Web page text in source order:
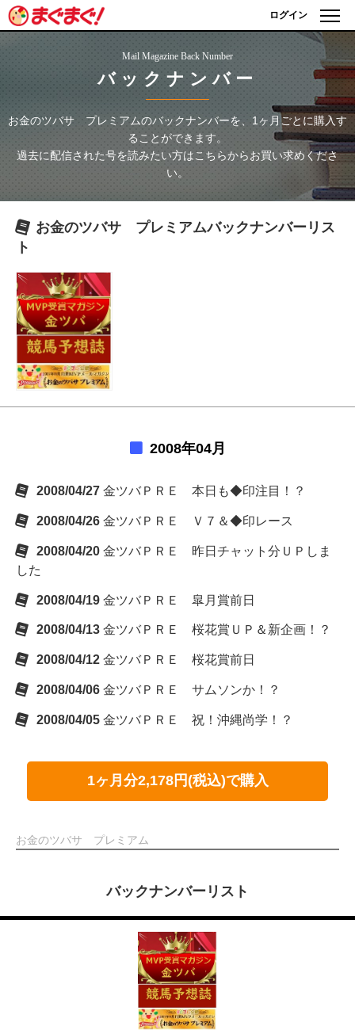
ログイン
Mail Magazine Back Number
バックナンバー
お金のツバサ プレミアムのバックナンバーを、1ヶ月ごとに購入す
ることができます。
過去に配信された号を読みたい方はこちらからお買い求めくださ
い。
お金のツバサ プレミアムバックナンバーリス
ト
2008年04月
2008/04/27 金ツバＰＲＥ 本日も◆印注目！？
2008/04/26 金ツバＰＲＥ Ｖ７＆◆印レース
2008/04/20 金ツバＰＲＥ 昨日チャット分ＵＰしま
した
2008/04/19 金ツバＰＲＥ 皐月賞前日
2008/04/13 金ツバＰＲＥ 桜花賞ＵＰ＆新企画！？
2008/04/12 金ツバＰＲＥ 桜花賞前日
2008/04/06 金ツバＰＲＥ サムソンか！？
2008/04/05 金ツバＰＲＥ 祝！沖縄尚学！？
1ヶ月分2,178円(税込)で購入
お金のツバサ プレミアム
バックナンバーリスト